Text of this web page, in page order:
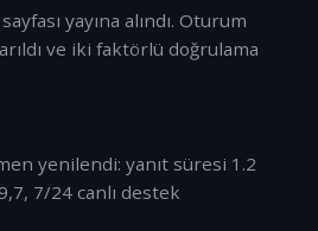
yayına alındı. Oturum
ve iki faktörlü doğrulama
yenilendi: yanıt süresi 1.2
7/24 canlı destek